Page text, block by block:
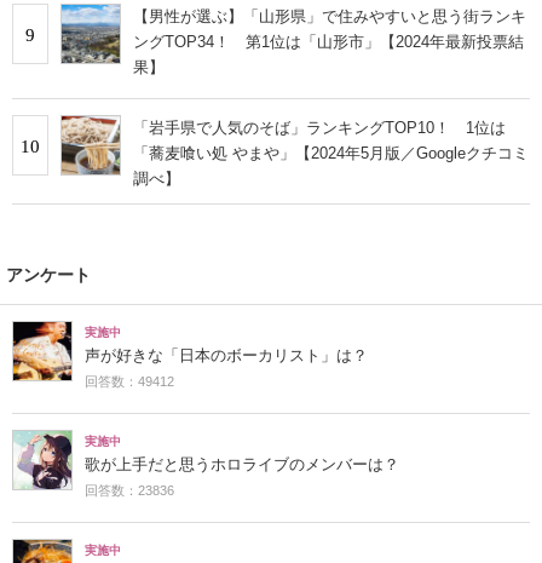
9
【男性が選ぶ】「山形県」で住みやすいと思う街ランキ
ングTOP34！ 第1位は「山形市」【2024年最新投票結
果】
10
「岩手県で人気のそば」ランキングTOP10！ 1位は
「蕎麦喰い処 やまや」【2024年5月版／Googleクチコミ
調べ】
アンケート
実施中
声が好きな「日本のボーカリスト」は？
回答数：49412
実施中
歌が上手だと思うホロライブのメンバーは？
回答数：23836
実施中